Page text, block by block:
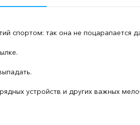
спортом: так она не поцарапается
устройств и других важных